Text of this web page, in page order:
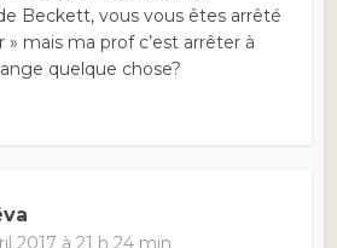
Beckett, vous vous êtes arrêté
» mais ma prof c’est arrêter à
quelque chose?
2017 à 21 h 24 min